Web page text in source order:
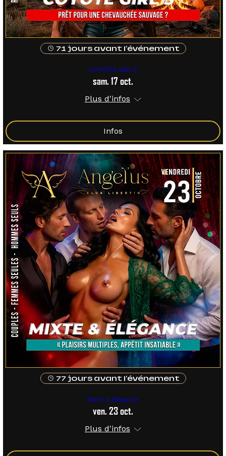
71 jours avant l'événement
COYOTES GIRL'S
sam. 17 oct.
Plus d'infos
Infos
77 jours avant l'événement
Mixte & Élégance
ven. 23 oct.
Plus d'infos